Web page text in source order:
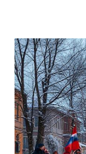
हिमालहरू सम्झिएर,
भरेर ती बाजेले पूर्ववतः
निकालेको गिटारको धुन